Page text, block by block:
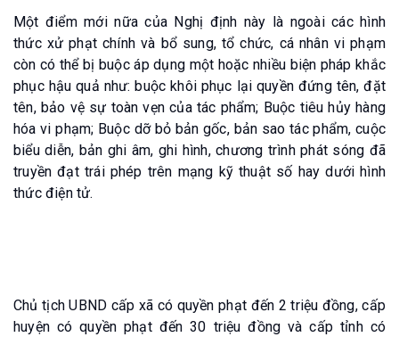
Một điểm mới nữa của Nghị định này là ngoài các hình
thức xử phạt chính và bổ sung, tổ chức, cá nhân vi phạm
còn có thể bị buộc áp dụng một hoặc nhiều biện pháp khắc
phục hậu quả như: buộc khôi phục lại quyền đứng tên, đặt
tên, bảo vệ sự toàn vẹn của tác phẩm; Buộc tiêu hủy hàng
hóa vi phạm; Buộc dỡ bỏ bản gốc, bản sao tác phẩm, cuộc
biểu diễn, bản ghi âm, ghi hình, chương trình phát sóng đã
truyền đạt trái phép trên mạng kỹ thuật số hay dưới hình
thức điện tử.
Chủ tịch UBND cấp xã có quyền phạt đến 2 triệu đồng, cấp
huyện có quyền phạt đến 30 triệu đồng và cấp tỉnh có